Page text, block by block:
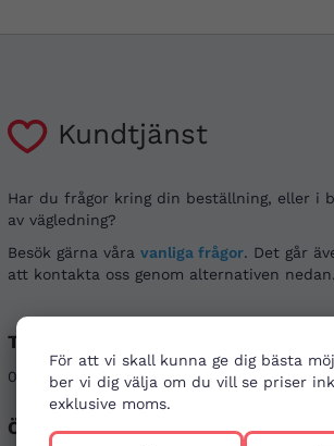
För att vi skall kunna ge dig bästa
ber vi dig välja om du vill se priser
exklusive moms.
Kundtjänst
Har du frågor kring din beställning, eller i
av vägledning?
Besök gärna våra vanliga frågor. Det går
att kontakta oss genom alternativen nedan.
Telefon
08-121 464 90 info@firstaid.se
Öppettider Sociala